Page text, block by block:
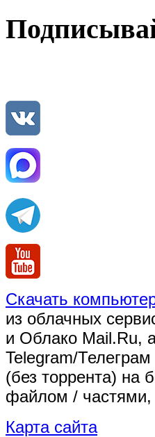
Скачать
из облачных
и Облако Mail.Ru,
Telegram/Телеграм
(без торрента) на
файлом / частями,
Карта сайта